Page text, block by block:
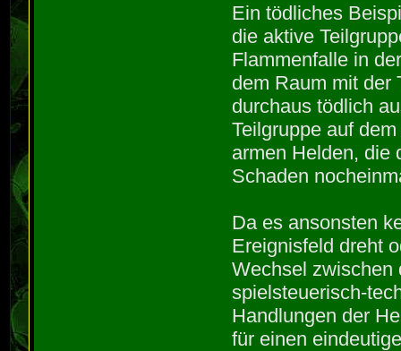
Ein tödliches
die aktive
Flammenfalle in
dem Raum mit der
durchaus tödlich
Teilgruppe auf
armen Helden, die
Schaden
Da es ansonsten
Ereignisfeld dreht
Wechsel zwischen
spielsteuerisch-
Handlungen der
für einen